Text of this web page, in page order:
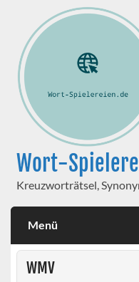
Wort-
Kreuzworträtsel,
Menü
WMV